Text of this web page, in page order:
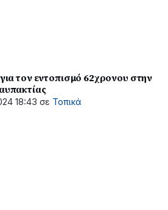
τον εντοπισμό 62χρονου στην
18:43 σε Τοπικά